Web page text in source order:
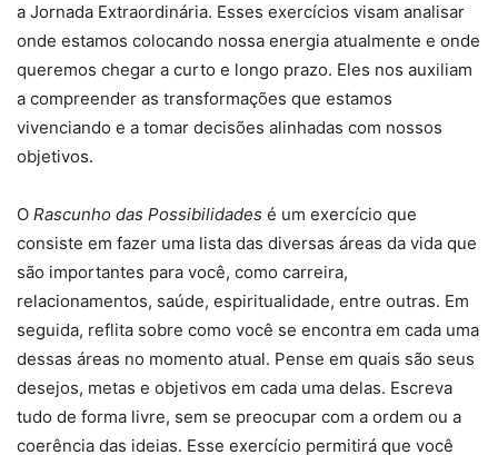
a Jornada Extraordinária. Esses exercícios visam analisar
onde estamos colocando nossa energia atualmente e onde
queremos chegar a curto e longo prazo. Eles nos auxiliam
a compreender as transformações que estamos
vivenciando e a tomar decisões alinhadas com nossos
objetivos.
O Rascunho das Possibilidades é um exercício que
consiste em fazer uma lista das diversas áreas da vida que
são importantes para você, como carreira,
relacionamentos, saúde, espiritualidade, entre outras. Em
seguida, reflita sobre como você se encontra em cada uma
dessas áreas no momento atual. Pense em quais são seus
desejos, metas e objetivos em cada uma delas. Escreva
tudo de forma livre, sem se preocupar com a ordem ou a
coerência das ideias. Esse exercício permitirá que você